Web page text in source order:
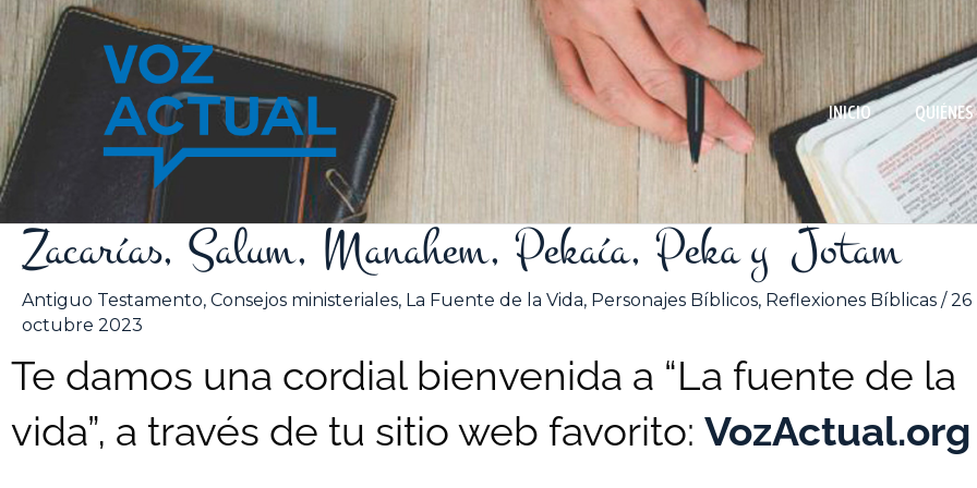
contenido
INICIO
Zacarías, Salum, Manahem, Pekaía, Peka y Jotam
Antiguo Testamento, Consejos ministeriales, La Fuente de la Vida, Personajes Bíblicos, Reflexiones Bíblicas /26
octubre 2023
Te damos una cordial bienvenida a “La fuente de la
vida”, a través de tu sitio web favorito: VozActual.org